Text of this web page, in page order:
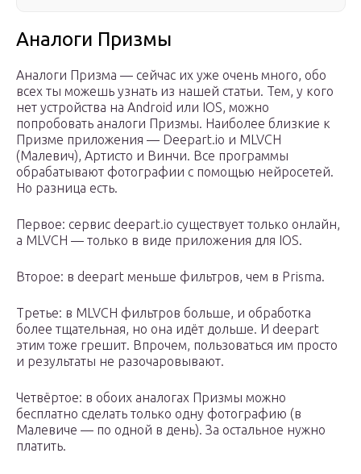
Аналоги Призмы
Аналоги Призма — сейчас их уже очень много, обо
всех ты можешь узнать из нашей статьи. Тем, у кого
нет устройства на Android или IOS, можно
попробовать аналоги Призмы. Наиболее близкие к
Призме приложения — Deepart.io и MLVCH
(Малевич), Артисто и Винчи. Все программы
обрабатывают фотографии с помощью нейросетей.
Но разница есть.
Первое: сервис deepart.io существует только онлайн,
а MLVCH — только в виде приложения для IOS.
Второе: в deepart меньше фильтров, чем в Prisma.
Третье: в MLVCH фильтров больше, и обработка
более тщательная, но она идёт дольше. И deepart
этим тоже грешит. Впрочем, пользоваться им просто
и результаты не разочаровывают.
Четвёртое: в обоих аналогах Призмы можно
бесплатно сделать только одну фотографию (в
Малевиче — по одной в день). За остальное нужно
платить.